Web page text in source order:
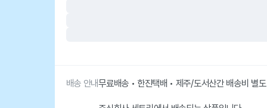
배송 안내무료배송 • 한진택배 • 제주/도서산간 배송비 별도